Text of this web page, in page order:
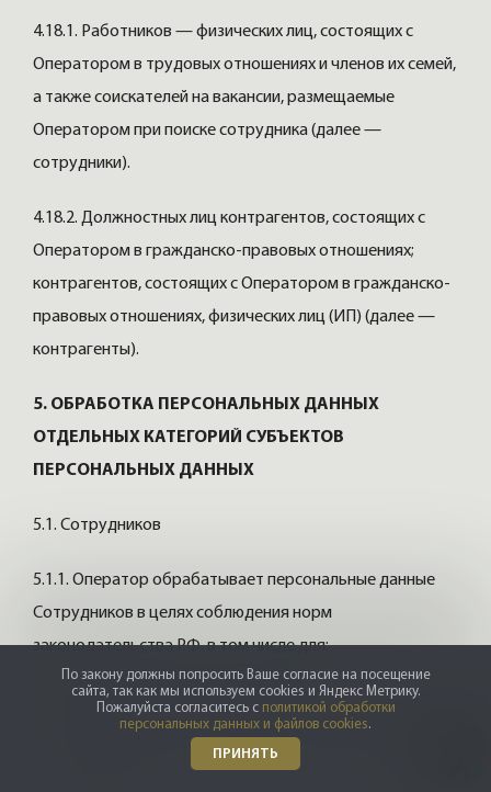
4.18.1. Работников — физических лиц, состоящих с
Оператором в трудовых отношениях и членов их семей,
а также соискателей на вакансии, размещаемые
Оператором при поиске сотрудника (далее —
сотрудники).
4.18.2. Должностных лиц контрагентов, состоящих с
Оператором в гражданско-правовых отношениях;
контрагентов, состоящих с Оператором в гражданско-
правовых отношениях, физических лиц (ИП) (далее —
контрагенты).
5. ОБРАБОТКА ПЕРСОНАЛЬНЫХ ДАННЫХ
ОТДЕЛЬНЫХ КАТЕГОРИЙ СУБЪЕКТОВ
ПЕРСОНАЛЬНЫХ ДАННЫХ
5.1. Сотрудников
5.1.1. Оператор обрабатывает персональные данные
Сотрудников в целях соблюдения норм
законодательства РФ, в том числе для:
ведения бухгалтерского учета;
предоставления отчетности в государственные
По закону должны попросить Ваше согласие на посещение
сайта, так как мы используем cookies и Яндекс Метрику.
Пожалуйста согласитесь с политикой обработки
персональных данных и файлов cookies.
ПРИНЯТЬ